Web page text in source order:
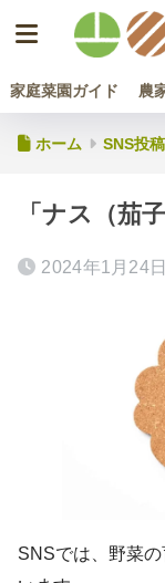
家庭菜園ガイド 農
ホーム SNS投稿
「ナス（茄
2024年1月24日
SNSでは、野菜